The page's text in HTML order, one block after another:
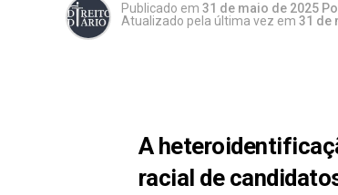
Publicado em 31 de maio de 2025
Atualizado pela última vez em 31 de
A
racial de